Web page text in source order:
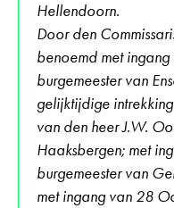
Hellendoorn.
Door den
benoemd met
burgemeester van
gelijktijdige
van den heer J.W.
Haaksbergen; met
burgemeester van
met ingang van 28